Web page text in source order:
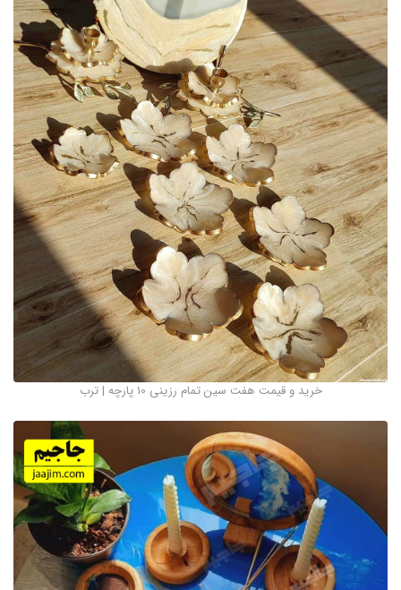
خرید و قیمت هفت سین تمام رزینی 10 پارچه | ترب